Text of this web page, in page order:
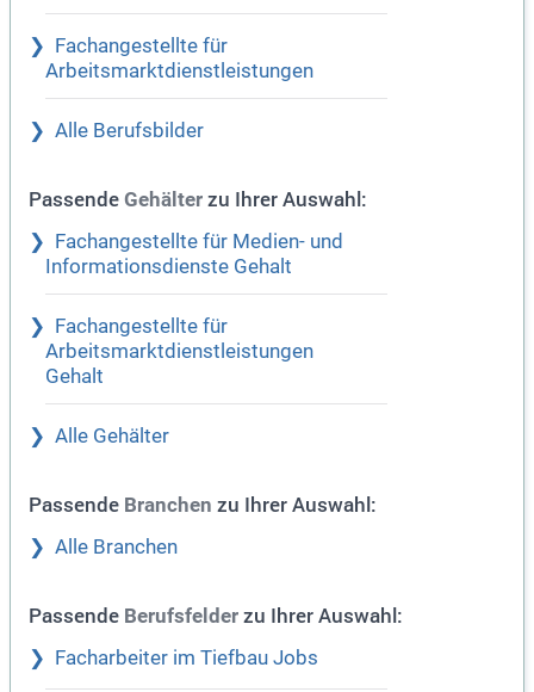
Fachangestellte für
Arbeitsmarktdienstleistungen
Alle Berufsbilder
Passende Gehälter zu Ihrer Auswahl:
Fachangestellte für Medien- und
Informationsdienste Gehalt
Fachangestellte für
Arbeitsmarktdienstleistungen
Gehalt
Alle Gehälter
Passende Branchen zu Ihrer Auswahl:
Alle Branchen
Passende Berufsfelder zu Ihrer Auswahl:
Facharbeiter im Tiefbau Jobs